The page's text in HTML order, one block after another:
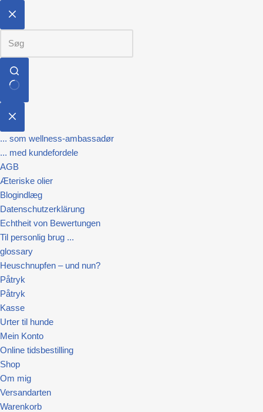
... som wellness-ambassadør
... med kundefordele
AGB
Æteriske olier
Blogindlæg
Datenschutzerklärung
Echtheit von Bewertungen
Til personlig brug ...
glossary
Heuschnupfen – und nun?
Påtryk
Påtryk
Kasse
Urter til hunde
Mein Konto
Online tidsbestilling
Shop
Om mig
Versandarten
Warenkorb